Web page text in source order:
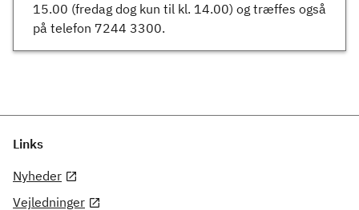
15.00 (fredag dog kun til kl. 14.00) og træffes også
på telefon 7244 3300.
Links
Nyheder
Vejledninger